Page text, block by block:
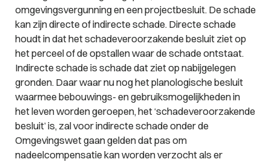
omgevingsvergunning en een projectbesluit. De schade
kan zijn directe of indirecte schade. Directe schade
houdt in dat het schadeveroorzakende besluit ziet op
het perceel of de opstallen waar de schade ontstaat.
Indirecte schade is schade dat ziet op nabijgelegen
gronden. Daar waar nu nog het planologische besluit
waarmee bebouwings- en gebruiksmogelijkheden in
het leven worden geroepen, het ‘schadeveroorzakende
besluit’ is, zal voor indirecte schade onder de
Omgevingswet gaan gelden dat pas om
nadeelcompensatie kan worden verzocht als er